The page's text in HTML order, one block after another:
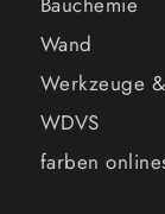
Wand
Werkzeuge
WDVS
farben